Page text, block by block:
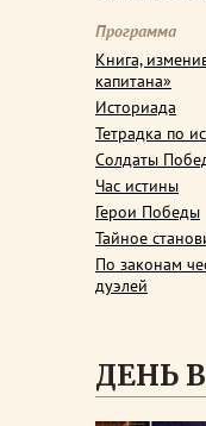
Программа
Книга,
капитана»
Историада
Тетрадка по
Солдаты
Час истины
Герои Победы
Тайное
По законам
дуэлей
ДЕНЬ